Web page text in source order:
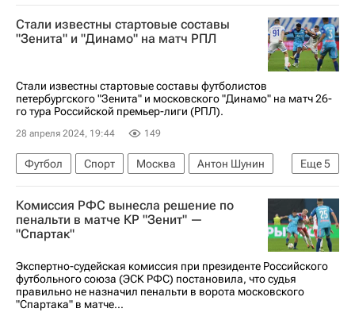
Санкт-Петербург
Игорь Акинфеев
Владислав Тороп
Михаил Кержаков
Стали известны стартовые составы
"Зенита" и "Динамо" на матч РПЛ
Стали известны стартовые составы футболистов
петербургского "Зенита" и московского "Динамо" на матч 26-
го тура Российской премьер-лиги (РПЛ).
28 апреля 2024, 19:44 149
Еще5
Футбол Спорт Москва
Антон Шунин
Зенит
Диего Лаксальт
Динамо Москва
Фабиан Бальбуэна
Сантос
Комиссия РФС вынесла решение по
пенальти в матче КР "Зенит" —
"Спартак"
Экспертно-судейская комиссия при президенте Российского
футбольного союза (ЭСК РФС) постановила, что судья
правильно не назначил пенальти в ворота московского
"Спартака" в матче...